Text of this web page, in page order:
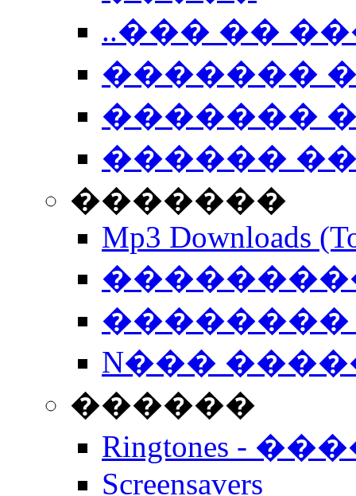
..��� ��
�������
�������
������
�������
Mp3 Downloads
��������
N���
������
Ringtones -
Screensavers